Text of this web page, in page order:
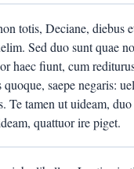
totis, Deciane, diebus
Sed duo sunt quae
haec fiunt, cum
saepe negaris:
Te tamen ut uideam,
quattuor ire piget.